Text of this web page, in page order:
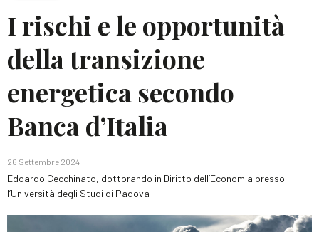
I rischi e le opportunità
della transizione
energetica secondo
Banca d’Italia
26 Settembre 2024
Edoardo Cecchinato, dottorando in Diritto dell’Economia presso
l’Università degli Studi di Padova